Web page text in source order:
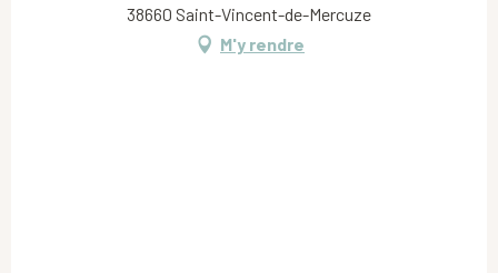
38660 Saint-Vincent-de-Mercuze
M'y rendre